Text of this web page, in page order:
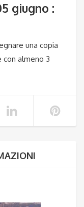
giugno :
una copia
con almeno 3